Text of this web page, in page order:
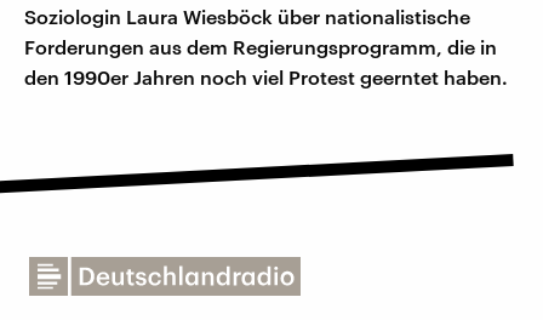
Soziologin Laura Wiesböck über nationalistische
Forderungen aus dem Regierungsprogramm, die in
den 1990er Jahren noch viel Protest geerntet haben.